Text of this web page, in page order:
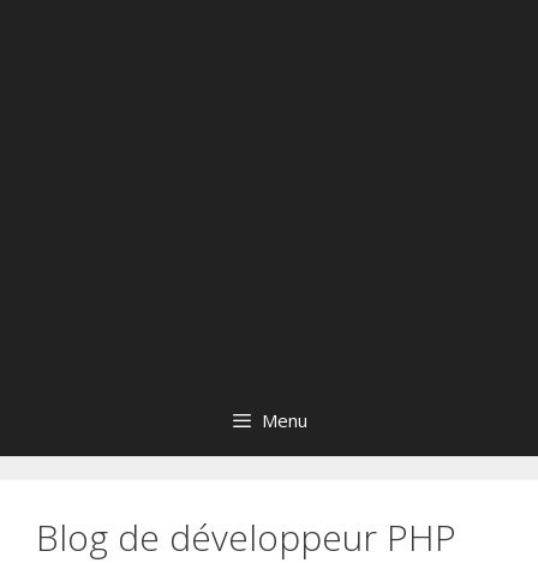
Menu
Blog de développeur PHP